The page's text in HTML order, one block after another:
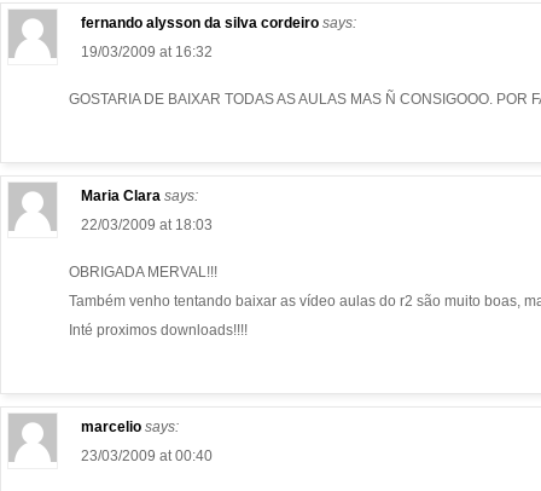
fernando alysson da silva cordeiro says:
19/03/2009 at 16:32
GOSTARIA DE BAIXAR TODAS AS AULAS MAS Ñ CONSIGOOO.
Maria Clara says:
22/03/2009 at 18:03
OBRIGADA MERVAL!!!
Também venho tentando baixar as vídeo aulas do r2 são muito boas,
Inté proximos downloads!!!!
marcelio says:
23/03/2009 at 00:40